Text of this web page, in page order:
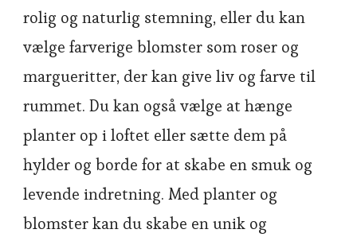
rolig og naturlig stemning, eller du kan
vælge farverige blomster som roser og
margueritter, der kan give liv og farve til
rummet. Du kan også vælge at hænge
planter op i loftet eller sætte dem på
hylder og borde for at skabe en smuk og
levende indretning. Med planter og
blomster kan du skabe en unik og